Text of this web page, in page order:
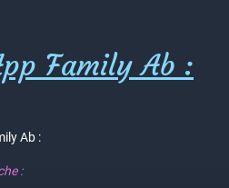
Family Ab :
Ab :
: